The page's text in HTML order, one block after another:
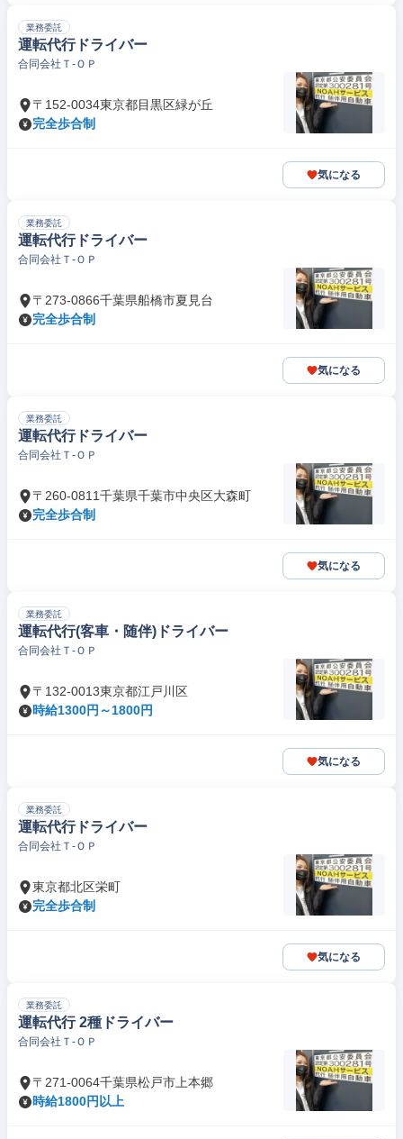
業務委託
運転代行ドライバー
合同会社Ｔ‐ＯＰ
〒152-0034東京都目黒区緑が丘
完全歩合制
気になる
業務委託
運転代行ドライバー
合同会社Ｔ‐ＯＰ
〒273-0866千葉県船橋市夏見台
完全歩合制
気になる
業務委託
運転代行ドライバー
合同会社Ｔ‐ＯＰ
〒260-0811千葉県千葉市中央区大森町
完全歩合制
気になる
業務委託
運転代行(客車・随伴)ドライバー
合同会社Ｔ‐ＯＰ
〒132-0013東京都江戸川区
時給1300円～1800円
気になる
業務委託
運転代行ドライバー
合同会社Ｔ‐ＯＰ
東京都北区栄町
完全歩合制
気になる
業務委託
運転代行 2種ドライバー
合同会社Ｔ‐ＯＰ
〒271-0064千葉県松戸市上本郷
時給1800円以上